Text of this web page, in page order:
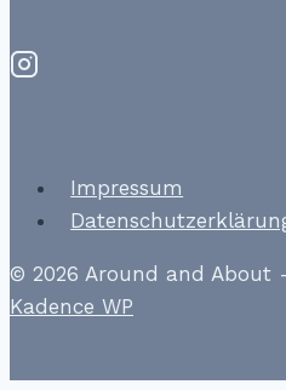
Impressum
© 2026 Around and About
Kadence WP